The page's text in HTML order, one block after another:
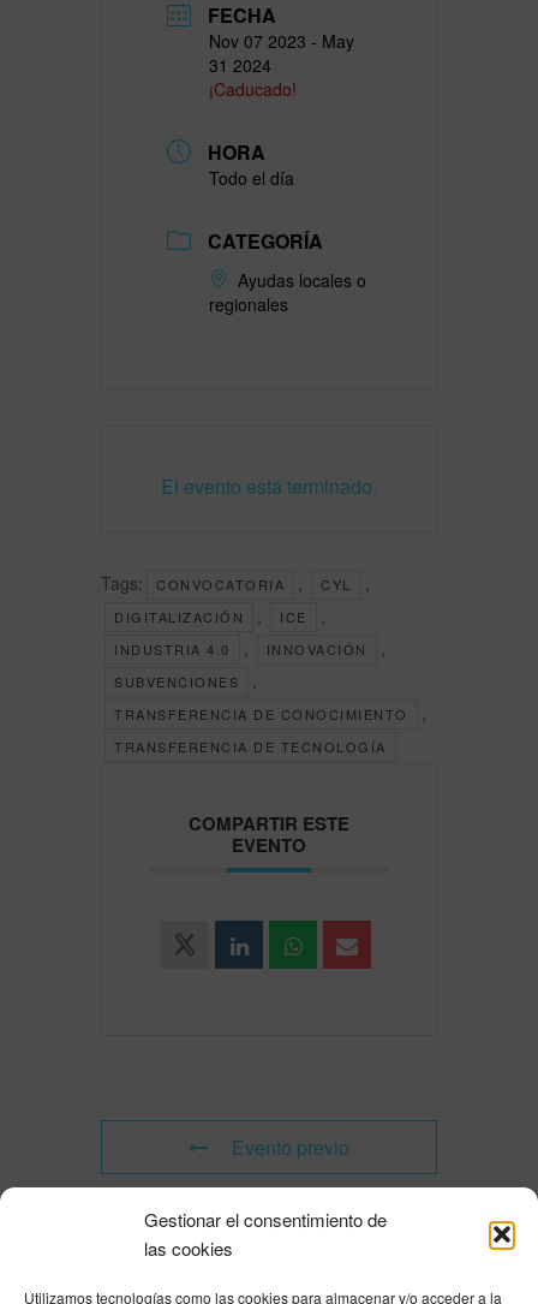
Gestionar el consentimiento de
las cookies
Utilizamos tecnologías como las cookies para almacenar y/o acceder a la
FECHA
Nov 07 2023 - May
31 2024
¡Caducado!
HORA
Todo el día
CATEGORÍA
Ayudas locales o
regionales
El evento está terminado.
Tags: CONVOCATORIA , CYL ,
DIGITALIZACIÓN , ICE ,
INDUSTRIA 4.0 , INNOVACIÓN ,
SUBVENCIONES ,
TRANSFERENCIA DE CONOCIMIENTO ,
TRANSFERENCIA DE TECNOLOGÍA
COMPARTIR ESTE
EVENTO
Evento previo
Evento siguiente
Powered byModern Events Calendar